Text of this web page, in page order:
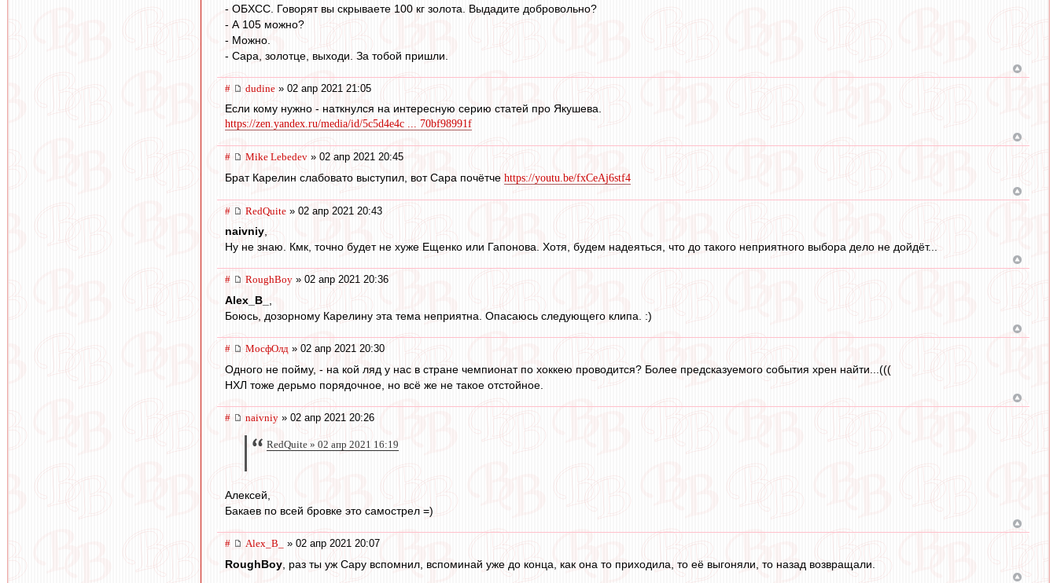
- ОБХСС. Говорят вы скрываете 100 кг золота. Выдадите добровольно?
- А 105 можно?
- Можно.
- Сара, золотце, выходи. За тобой пришли.
# dudine » 02 апр 2021 21:05
Если кому нужно - наткнулся на интересную серию статей про Якушева.
https://zen.yandex.ru/media/id/5c5d4e4c ... 70bf98991f
# Mike Lebedev » 02 апр 2021 20:45
Брат Карелин слабовато выступил, вот Сара почётче https://youtu.be/fxCeAj6stf4
# RedQuite » 02 апр 2021 20:43
naivniy,
Ну не знаю. Кмк, точно будет не хуже Ещенко или Гапонова. Хотя, будем надеяться, что до такого неприятного выбора дело не дойдёт...
# RoughBoy » 02 апр 2021 20:36
Alex_B_
Боюсь, дозорному Карелину эта тема неприятна. Опасаюсь следующего клипа. :)
# МосфОлд » 02 апр 2021 20:30
Одного не пойму, - на кой ляд у нас в стране чемпионат по хоккею проводится? Более предсказуемого события хрен найти...(((
НХЛ тоже дерьмо порядочное, но всё же не такое отстойное.
# naivniy » 02 апр 2021 20:26
RedQuite » 02 апр 2021 16:19
Алексей,
Бакаев по всей бровке это самострел =)
# Alex_B_ » 02 апр 2021 20:07
RoughBoy , раз ты уж Сару вспомнил, вспоминай уже до конца, как она то приходила, то её выгоняли, то назад возвращали.